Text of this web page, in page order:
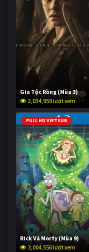
Gia Tộc Rồng (Mùa 3)
2,034,959 lượt xem
FULL HD VIETSUB
Rick Và Morty (Mùa 9)
3,004,556 lượt xem